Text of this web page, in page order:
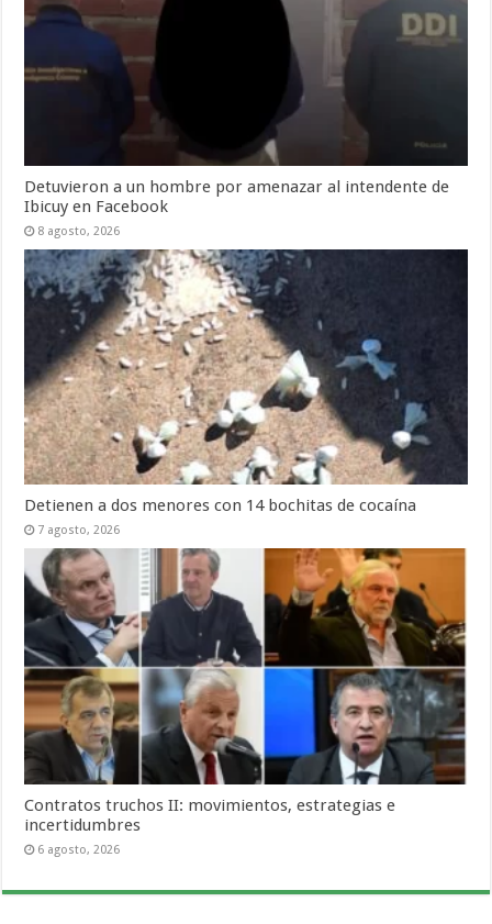
Detuvieron a un hombre por amenazar al intendente de
Ibicuy en Facebook
8 agosto, 2026
Detienen a dos menores con 14 bochitas de cocaína
7 agosto, 2026
Contratos truchos II: movimientos, estrategias e
incertidumbres
6 agosto, 2026